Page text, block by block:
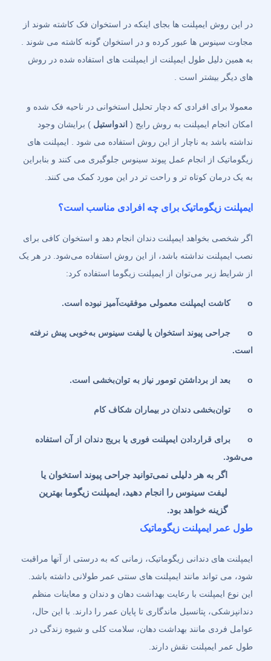
در این روش ایمپلنت ها بجای اینکه در استخوان فک کاشته شوند از
مجاوت سینوس ها عبور کرده و در استخوان گونه کاشته می شوند .
به همین دلیل طول ایمپلنت از ایمپلنت های استفاده شده در روش
های دیگر بیشتر است .
معمولا برای افرادی که دچار تحلیل استخوانی در ناحیه فک شده و
امکان انجام ایمپلنت به روش رایج ( اندواستیل ) برایشان وجود
نداشته باشد به ناچار از این روش استفاده می شود . ایمپلنت های
زیگوماتیک از انجام عمل پیوند سینوس جلوگیری می کنند و بنابراین
به یک درمان کوتاه تر و راحت تر در این مورد کمک می کنند.
ایمپلنت زیگوماتیک برای چه افرادی مناسب است؟
اگر شخصی بخواهد ایمپلنت دندان انجام دهد و استخوان کافی برای
نصب ایمپلنت نداشته باشد، از این روش استفاده می‌شود. در هر یک
از شرایط زیر می‌توان از ایمپلنت زیگوما استفاده کرد:
o کاشت ایمپلنت معمولی موفقیت‌آمیز نبوده است.
o
جراحی پیوند استخوان یا لیفت سینوس به‌خوبی پیش نرفته
است.
o بعد از برداشتن تومور نیاز به توان‌بخشی است.
o توان‌بخشی دندان در بیماران شکاف کام
o
برای قراردادن ایمپلنت فوری یا بریج دندان از آن استفاده
می‌شود.
اگر به هر دلیلی نمی‌توانید جراحی پیوند استخوان یا
لیفت سینوس را انجام دهید، ایمپلنت زیگوما بهترین
گزینه خواهد بود.
طول عمر ایمپلنت زیگوماتیک
ایمپلنت های دندانی زیگوماتیک، زمانی که به درستی از آنها مراقبت
شود، می تواند مانند ایمپلنت های سنتی عمر طولانی داشته باشد.
این نوع ایمپلنت با رعایت بهداشت دهان و دندان و معاینات منظم
دندانپزشکی، پتانسیل ماندگاری تا پایان عمر را دارند. با این حال،
عوامل فردی مانند بهداشت دهان، سلامت کلی و شیوه زندگی در
طول عمر ایمپلنت نقش دارند.